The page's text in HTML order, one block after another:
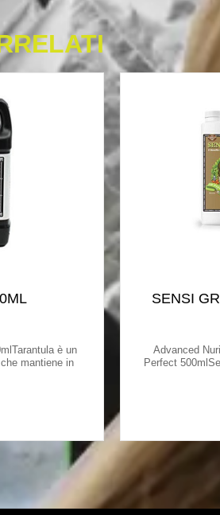
è un
mantiene in
SENSI
Advanced
Perfect